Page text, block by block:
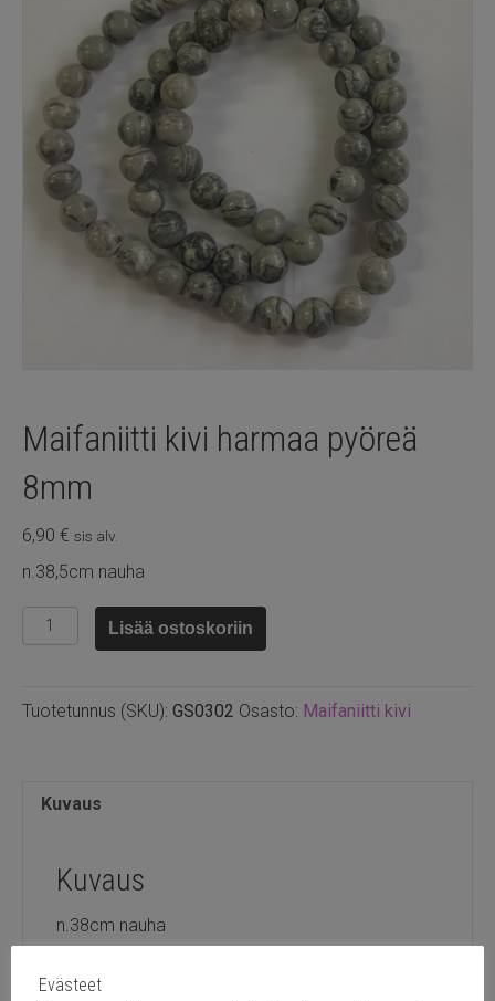
Maifaniitti kivi harmaa pyöreä
8mm
6,90 € sis alv.
n.38,5cm nauha
Maifaniitti
kivi
8mm
Lisää ostoskoriin
Tuotetunnus (SKU): GS0302 Osasto: Maifaniitti kivi
Kuvaus
Kuvaus
n.38cm nauha
Evästeet